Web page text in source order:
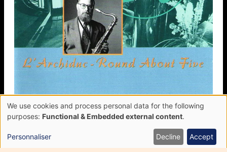
L’Archiduc, Round About Five
FÉLIX SIMTAINE
LEW TABACKIN
Use
of
personal
data
We use cookies and process personal data for the following
purposes: Functional & Embedded external content.
Personnaliser Decline Accept